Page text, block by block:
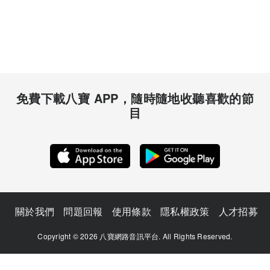
免費下載八寶 APP，隨時隨地收聽喜歡的節
目
關於我們 問題回報 使用條款 隱私權政策 人才招募
Copyright © 2026 八寶網路音訊平台. All Rights Reserved.